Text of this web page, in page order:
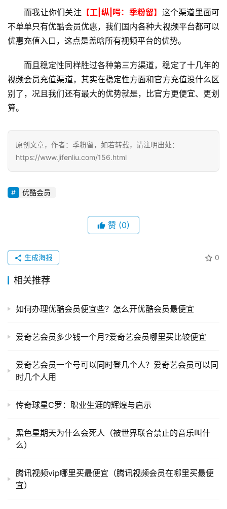
而我让你们关注 【工|纵|呺：季粉留】 这个渠道里面可
不单单只有优酷会员优惠，我们国内各种大视频平台都可以
优惠充值入口，这点是盖晗所有视频平台的优势。
而且稳定性同样胜过各种第三方渠道，稳定了十几年的
视频会员充值渠道，其实在稳定性方面和官方充值没什么区
别了，况且我们还有最大的优势就是，比官方更便宜、更划
算。
原创文章，作者：季粉留，如若转载，请注明出处：
https://www.jifenliu.com/156.html
优酷会员
赞 (0)
0
生成海报
相关推荐
如何办理优酷会员便宜些？怎么开优酷会员最便宜
爱奇艺会员多少钱一个月?爱奇艺会员哪里买比较便宜
爱奇艺会员一个号可以同时登几个人？爱奇艺会员可以同
时几个人用
传奇球星C罗：职业生涯的辉煌与启示
黑色星期天为什么会死人（被世界联合禁止的音乐叫什
么）
腾讯视频vip哪里买最便宜（腾讯视频会员在哪里买最便
宜）